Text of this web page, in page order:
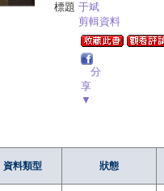
標題 于斌
剪輯資料
分
享
▼
資料類型 狀態